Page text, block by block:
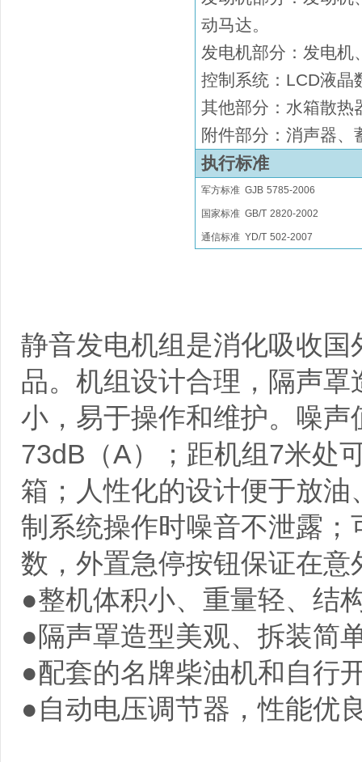
动马达。
发电机部分：发电机
控制系统： LCD液晶
其他部分：水箱散热
附件部分：消声器、
执行标准
军方标准GJB 5785-2006
国家标准 GB/T 2820-2002
通信标准 YD/T 502-2007
静音发电机组是消化吸收
品。机组设计合理，隔声
小，易于操作和维护。噪
73dB（A）；距机组7米处
箱；人性化的设计便于放
制系统操作时噪音不泄露
数，外置急停按钮保证在
●整机体积小、重量轻、结
●隔声罩造型美观、拆装简
●配套的名牌柴油机和自行
●自动电压调节器，性能优